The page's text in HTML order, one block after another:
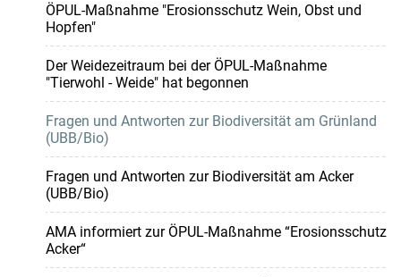
ÖPUL-Maßnahme "Erosionsschutz Wein, Obst und
Hopfen"
Der Weidezeitraum bei der ÖPUL-Maßnahme
"Tierwohl - Weide" hat begonnen
Fragen und Antworten zur Biodiversität am Grünland
(UBB/Bio)
Fragen und Antworten zur Biodiversität am Acker
(UBB/Bio)
AMA informiert zur ÖPUL-Maßnahme “Erosionsschutz
Acker“